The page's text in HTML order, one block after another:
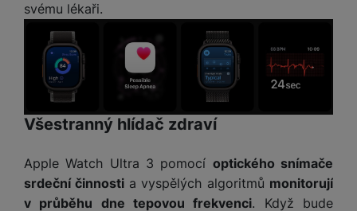
svému lékaři.
Všestranný hlídač zdraví
Apple Watch Ultra 3 pomocí optického snímače
srdeční činnosti a vyspělých algoritmů monitorují
v průběhu dne tepovou frekvenci. Když bude